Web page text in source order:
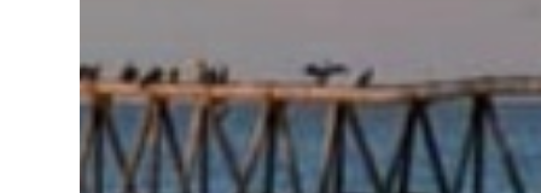
familia y tuvo la grieta que instaló el
generalisimo Franco con una enorme cuota
de torturas, persecución, secuestros,
prisiones. El dolor vivido en carne propia y
trasladado a la piel, para contar todo lo